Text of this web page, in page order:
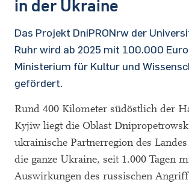
in der Ukraine
Das Projekt DniPRONrw der
Ruhr wird ab 2025 mit 100.000
Ministerium für Kultur und
gefördert.
Rund 400 Kilometer südöstlich der
Kyjiw liegt die Oblast
ukrainische Partnerregion des
die ganze Ukraine, seit 1.000 Tagen
Auswirkungen des russischen